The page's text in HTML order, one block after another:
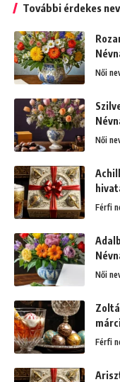
További érdekes
Női
Női
Férfi
Női
Férfi